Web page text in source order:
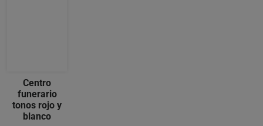
Centro
funerario
tonos rojo y
blanco